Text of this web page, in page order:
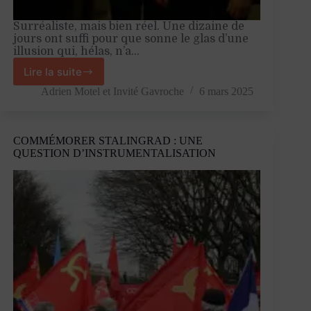
Surréaliste, mais bien réel. Une dizaine de
jours ont suffi pour que sonne le glas d’une
illusion qui, hélas, n’a…
Lire la suite
La
fin
Adrien Motel et Invité Gavroche 6 mars 2025
COMMÉMORER STALINGRAD : UNE
QUESTION D’INSTRUMENTALISATION